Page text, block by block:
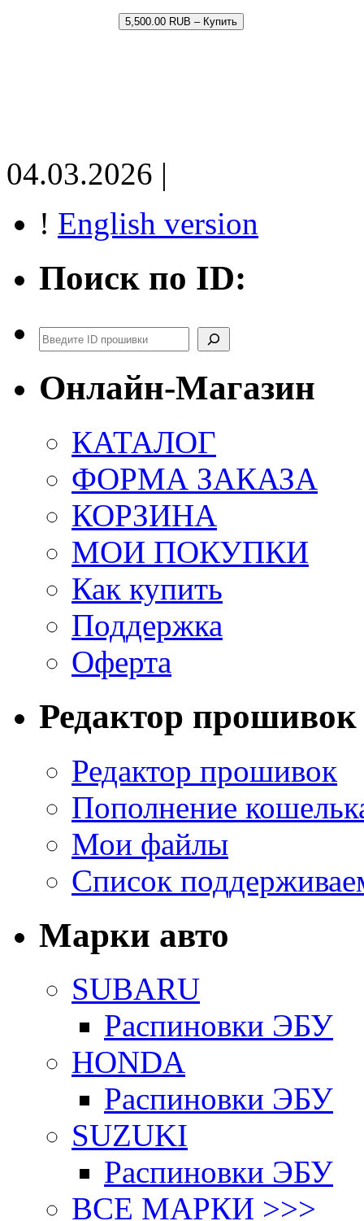
5,500.00 RUB – Купить
04.03.2026 |
! English version
Поиск по ID:
Поиск
Онлайн-Магазин
КАТАЛОГ
ФОРМА ЗАКАЗА
КОРЗИНА
МОИ ПОКУПКИ
Как купить
Поддержка
Оферта
Редактор прошивок
Редактор прошивок
Пополнение
Мои файлы
Список
Марки авто
SUBARU
Распиновки ЭБУ
HONDA
Распиновки ЭБУ
SUZUKI
Распиновки ЭБУ
ВСЕ МАРКИ >>>